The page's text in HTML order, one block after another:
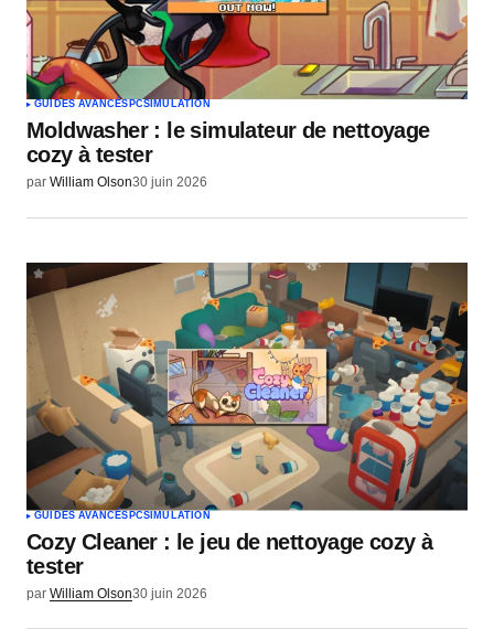
GUIDES AVANCÉS PCSIMULATION
Moldwasher : le simulateur de nettoyage
cozy à tester
par William Olson30 juin 2026
GUIDES AVANCÉS PCSIMULATION
Cozy Cleaner : le jeu de nettoyage cozy à
tester
par William Olson30 juin 2026